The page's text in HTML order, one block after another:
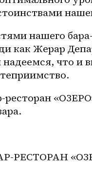
нашего
как Жерар
что и
ресторан
РЕСТОРАН